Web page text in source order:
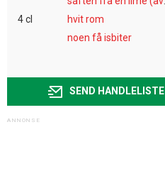
4 cl
hvit rom
noen få isbiter
SEND HANDLELISTE